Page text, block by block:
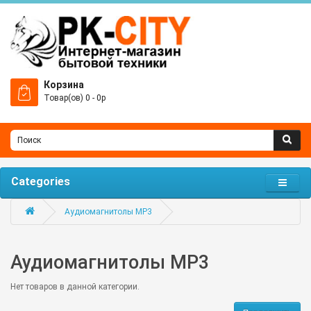
Корзина
Товар(ов) 0 - 0р
Categories
Аудиомагнитолы MP3
Аудиомагнитолы MP3
Нет товаров в данной категории.